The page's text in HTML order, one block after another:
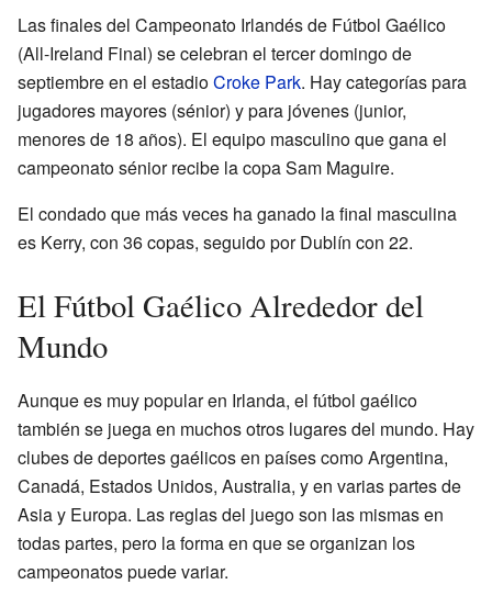
Las finales del Campeonato Irlandés de Fútbol Gaélico
(All-Ireland Final) se celebran el tercer domingo de
septiembre en el estadioCroke Park. Hay categorías para
jugadores mayores (sénior) y para jóvenes (junior,
menores de 18 años). El equipo masculino que gana el
campeonato sénior recibe la copa Sam Maguire.
El condado que más veces ha ganado la final masculina
es Kerry, con 36 copas, seguido por Dublín con 22.
El Fútbol Gaélico Alrededor del
Mundo
Aunque es muy popular en Irlanda, el fútbol gaélico
también se juega en muchos otros lugares del mundo. Hay
clubes de deportes gaélicos en países como Argentina,
Canadá, Estados Unidos, Australia, y en varias partes de
Asia y Europa. Las reglas del juego son las mismas en
todas partes, pero la forma en que se organizan los
campeonatos puede variar.